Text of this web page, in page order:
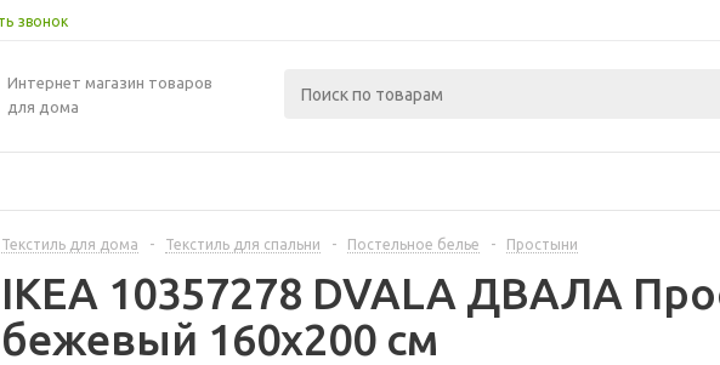
звонок
Интернет магазин товаров
для дома
Текстиль для дома - Текстиль для спальни - Постельное белье - Простыни
IKEA 10357278 DVALA ДВАЛА
бежевый 160x200 см